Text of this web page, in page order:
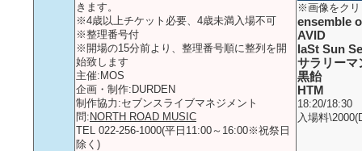
きます。
※4歳以上チケット必要、4歳未満入場不可
※整理番号付
※開場の15分前より、整理番号順に整列を開
始致します
主催:MOS
企画・制作:DURDEN
制作協力:セブンスライブマネジメント
問: NORTH ROAD MUSIC
TEL 022-256-1000(平日11:00～16:00※祝祭日
除く)
※画像をクリ
ensemble
AVID
laSt Sun
サラリーマ
黒飴
HTM
18:20/18:30
入場料